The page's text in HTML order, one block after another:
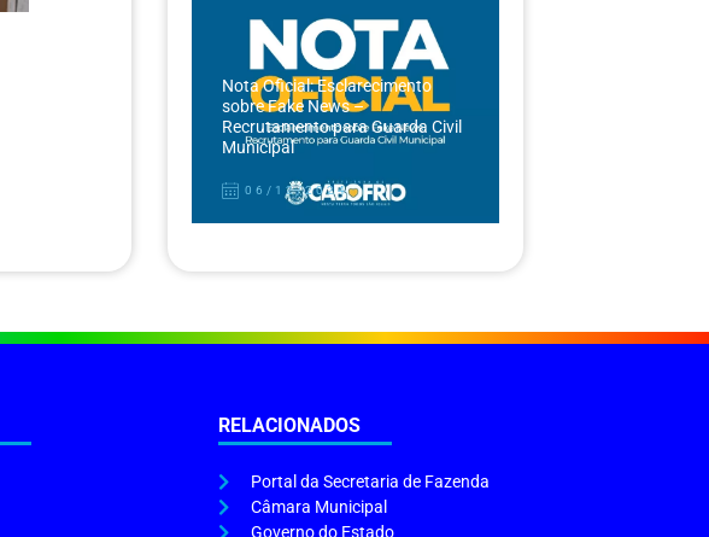
Nota Oficial: Esclarecimento
sobre Fake News –
Recrutamento para Guarda Civil
Municipal
06/12/2024
RELACIONADOS
Portal da Secretaria de Fazenda
Câmara Municipal
Governo do Estado